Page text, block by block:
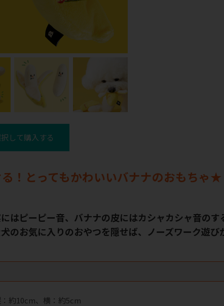
して購入する
！とってもかわいいバナナのおもちゃ★
はピーピー音、バナナの皮にはカシャカシャ音の
のお気に入りのおやつを隠せば、ノーズワーク遊び
：約10cm、横：約5cm